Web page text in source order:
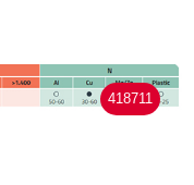
418711